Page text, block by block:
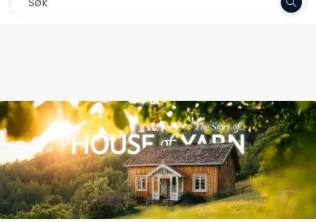
Skip to main content
Oppskrifter
Kolleksjoner
Pinner og tilbehør
Gavekort